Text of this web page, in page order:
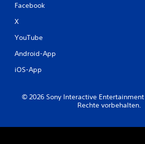
Facebook
X
YouTube
Android-App
iOS-App
© 2026 Sony Interactive
Rechte vorbehalten.